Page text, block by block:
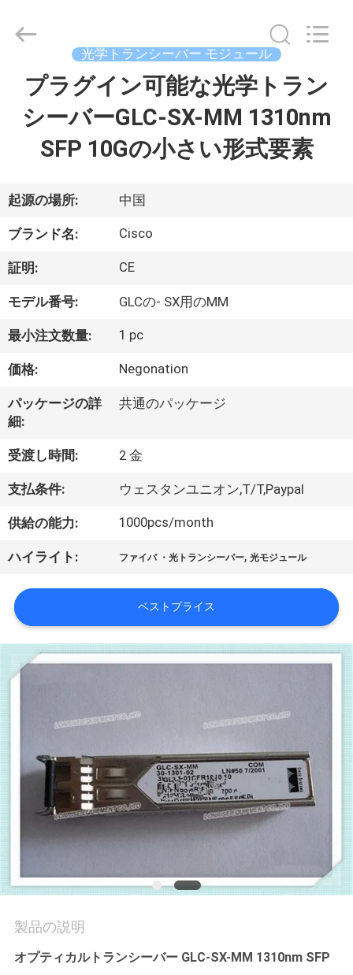
品
ビ
デ
オ
わ
た
ち
に
つ
い
て
工
ア
質
管
理
LonRise
Equipment
光学トランシーバー モジュール
プラグイン可能な光学トラン
シーバーGLC-SX-MM 1310nm
SFP 10Gの小さい形式要素
起源の場所: 中国
ブランド名: Cisco
証明: CE
モデル番号: GLCの- SX用のMM
最小注文数量: 1 pc
価格: Negonation
パッケージの詳
細:
共通のパッケージ
受渡し時間: 2 金
支払条件: ウェスタンユニオン,T/T,Paypal
供給の能力: 1000pcs/month
ハイライト: ファイバ ・光トランシーバー,光モジュール
ベストプライス
製品の説明
オプティカルトランシーバー GLC-SX-MM 1310nm SFP